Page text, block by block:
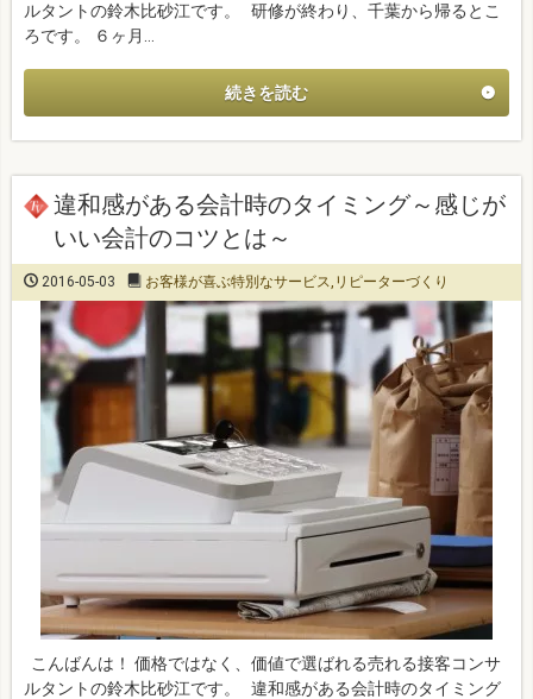
ルタントの鈴木比砂江です。 研修が終わり、千葉から帰るとこ
ろです。 ６ヶ月…
続きを読む
違和感がある会計時のタイミング～感じが
いい会計のコツとは～
2016-05-03 お客様が喜ぶ特別なサービス, リピーターづくり
こんばんは！ 価格ではなく、価値で選ばれる売れる接客コンサ
ルタントの鈴木比砂江です。 違和感がある会計時のタイミング